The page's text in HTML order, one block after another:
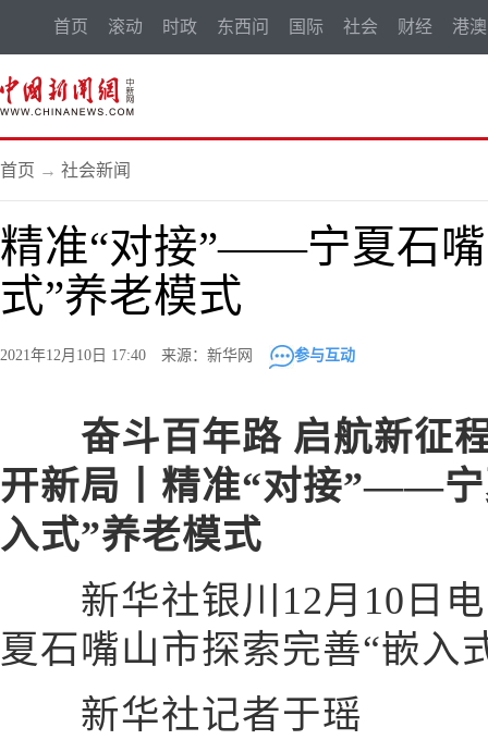
首页 滚动 时政 东西问 国际 社会 财经 港澳
首页 → 社会新闻
精准“对接”——宁夏石
式”养老模式
2021年12月10日 17:40 来源：新华网 参与互动
奋斗百年路 启航新征
开新局丨精准“对接”——宁
入式”养老模式
新华社银川12月10日
夏石嘴山市探索完善“嵌入
新华社记者于瑶